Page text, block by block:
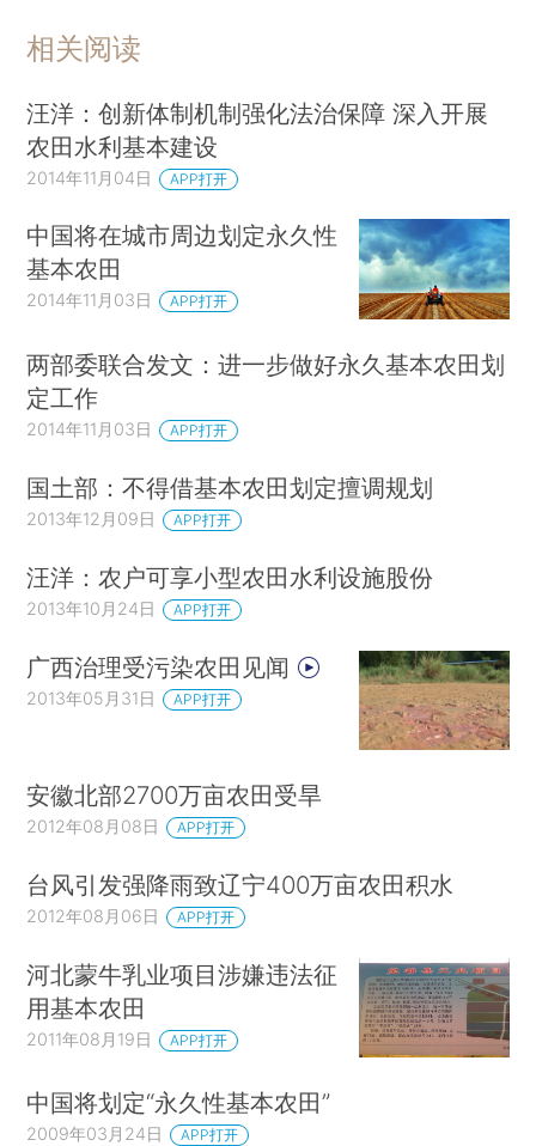
相关阅读
汪洋：创新体制机制强化法治保障 深入开展
农田水利基本建设
2014年11月04日 APP打开
中国将在城市周边划定永久性
基本农田
2014年11月03日 APP打开
两部委联合发文：进一步做好永久基本农田划
定工作
2014年11月03日 APP打开
国土部：不得借基本农田划定擅调规划
2013年12月09日 APP打开
汪洋：农户可享小型农田水利设施股份
2013年10月24日 APP打开
广西治理受污染农田见闻
2013年05月31日 APP打开
安徽北部2700万亩农田受旱
2012年08月08日 APP打开
台风引发强降雨致辽宁400万亩农田积水
2012年08月06日 APP打开
河北蒙牛乳业项目涉嫌违法征
用基本农田
2011年08月19日 APP打开
中国将划定“永久性基本农田”
2009年03月24日 APP打开